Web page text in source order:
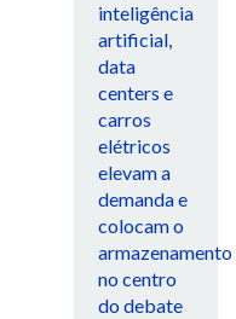
inteligência
artificial,
data
centers e
carros
elétricos
elevam a
demanda e
colocam o
armazenamento
no centro
do debate